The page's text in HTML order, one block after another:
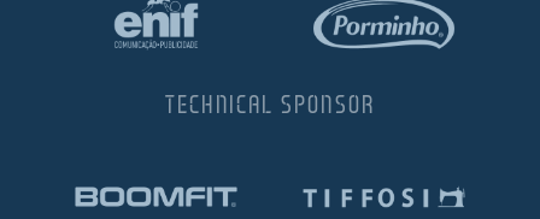
TECHNICAL SPONSOR